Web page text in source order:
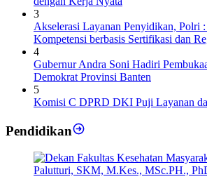
3
Akselerasi Layanan Penyidikan, Polri :
Kompetensi berbasis Sertifikasi dan
4
Gubernur Andra Soni Hadiri
Demokrat Provinsi Banten
5
Komisi C DPRD DKI Puji Layanan
Pendidikan